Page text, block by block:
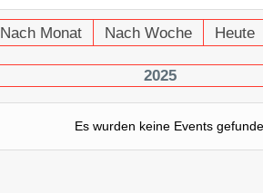
Nach Monat Nach Woche Heute
2025
Es wurden keine Events